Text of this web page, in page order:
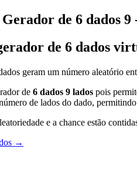
de 6 dados 9
de 6 dados
geram um número aleatório
de 6 dados 9 lados pois
de lados do dado,
e a chance estão
→